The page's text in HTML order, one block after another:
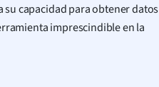
su capacidad para obtener datos
imprescindible en la